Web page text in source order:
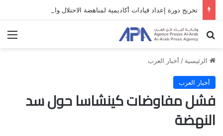
بحث عن
الرئيسية / أخبار العرب
أخبار العرب
فشل مفاوضات كينشاسا حول سد
النهضة